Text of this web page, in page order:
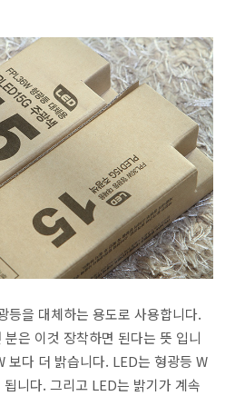
등을 대체하는 용도로 사용합니다.
은 이것 장착하면 된다는 뜻 입니
보다 더 밝습니다. LED는 형광등 W
니다. 그리고 LED는 밝기가 계속